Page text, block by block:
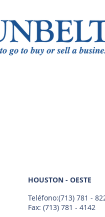
HOUSTON - OESTE
Teléfono:(713) 781 -
Fax: (713) 781 - 4142